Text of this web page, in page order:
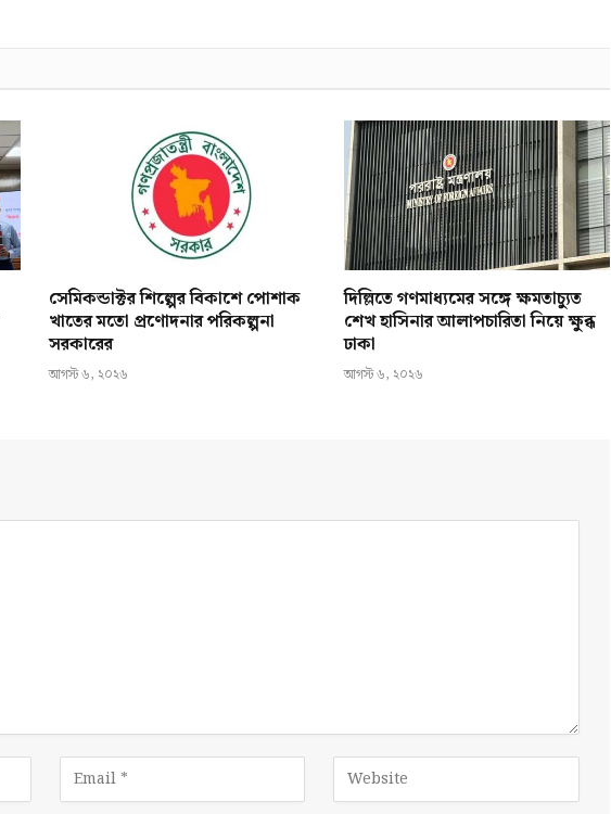
সেমিকন্ডাক্টর শিল্পের বিকাশে পোশাক
খাতের মতো প্রণোদনার পরিকল্পনা
সরকারের
আগস্ট ৬, ২০২৬
দিল্লিতে গণমাধ্যমের সঙ্গে ক্ষমতাচ্যুত
শেখ হাসিনার আলাপচারিতা নিয়ে ক্ষুব্ধ
ঢাকা
আগস্ট ৬, ২০২৬